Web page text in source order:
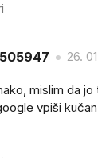
26.
mislim da
vpiši